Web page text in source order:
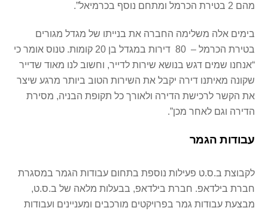
מהם 2 בטירת הכרמל ומתחם נוסף בכרמיאל”.
בימים אלה משלימה החברה את בנייתו של מגדל מגורים
בטירת הכרמל – 80 דירות במגדל בן 20 קומות. טנוס אומר כי
“אנחנו שמים דגש בנושא שירות לדייר, וחשוב לנו מאוד שדייר
שקונה מאיתנו דירה יקבל את השירות הטוב ביותר מרגע שיצר
את הקשר לרכישת הדירה ולאורך כל תקופת הבניה, מסירת
הדירה וגם לאחר מכן”.
עבודות הגמר
לקבוצת ב.ס.ט פעילות נוספת בתחום עבודות הגמר במסגרת
חברת בילדאפ. חברת בילדאפ, בבעלות מלאה של ב.ס.ט,
מבצעת עבודות גמר בפרויקטים מורכבים ומעניינים ועבודות